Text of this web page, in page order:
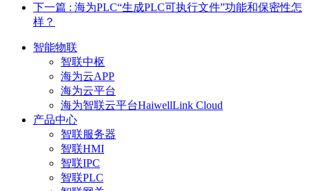
下一篇 : 海为PLC“生成PLC可执行文件”功能和保密性怎
样？
智能物联
智联中枢
海为云APP
海为云平台
海为智联云平台HaiwellLink Cloud
产品中心
智联服务器
智联HMI
智联IPC
智联PLC